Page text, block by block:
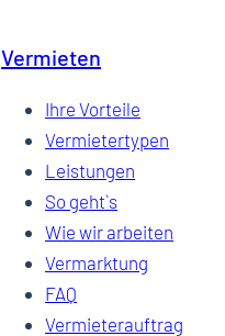
Vermieten
Ihre Vorteile
Vermietertypen
Leistungen
So geht`s
Wie wir arbeiten
Vermarktung
FAQ
Vermieterauftrag